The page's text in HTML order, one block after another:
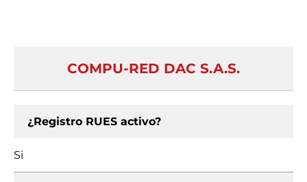
COMPU-RED DAC S.A.S.
¿Registro RUES activo?
Si